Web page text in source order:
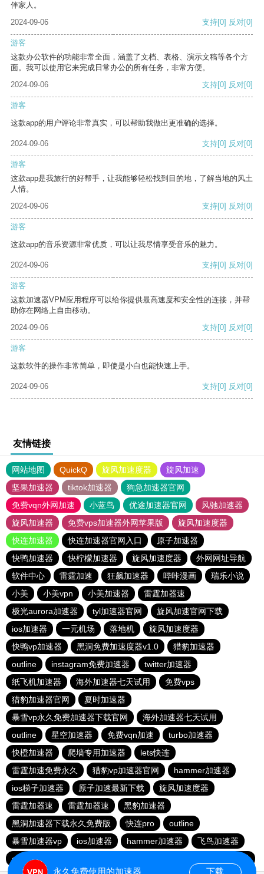
伴家人。
2024-09-06
支持[0] 反对[0]
游客
这款办公软件的功能非常全面，涵盖了文档、表格、演示文稿等各个方
面。我可以使用它来完成日常办公的所有任务，非常方便。
2024-09-06
支持[0] 反对[0]
游客
这款app的用户评论非常真实，可以帮助我做出更准确的选择。
2024-09-06 支持[0] 反对[0]
游客
这款app是我旅行的好帮手，让我能够轻松找到目的地，了解当地的风土
人情。
2024-09-06
支持[0] 反对[0]
游客
这款app的音乐资源非常优质，可以让我尽情享受音乐的魅力。
2024-09-06 支持[0] 反对[0]
游客
这款加速器VPM应用程序可以给你提供最高速度和安全性的连接，并帮
助你在网络上自由移动。
2024-09-06
支持[0] 反对[0]
游客
这款软件的操作非常简单，即使是小白也能快速上手。
2024-09-06 支持[0] 反对[0]
友情链接
网站地图 QuickQ 旋风加速度器
旋风加速
坚果加速器
tiktok加速器
狗急加速器官网
免费vqn外网加速
小蓝鸟 优途加速器官网
风驰加速器
旋风加速器
免费vps加速器外网苹果版
旋风加速度器
快连加速器
快连加速器官网入口
原子加速器
快鸭加速器
快柠檬加速器 旋风加速度器
外网网址导航
软件中心
雷霆加速 狂飙加速器 哔咔漫画
瑞乐小说
小美
小美vpn 小美加速器
雷霆加器速
极光aurora加速器
tyl加速器官网
旋风加速官网下载
ios加速器
一元机场 落地机
旋风加速度器
快鸭vp加速器
黑洞免费加速度器v1.0
猎豹加速器
outline
instagram免费加速器
twitter加速器
纸飞机加速器
海外加速器七天试用
免费vps
猎豹加速器官网
夏时加速器
暴雪vp永久免费加速器下载官网
海外加速器七天试用
outline
星空加速器 免费vqn加速
turbo加速器
快橙加速器
爬墙专用加速器
lets快连
雷霆加速免费永久
猎豹vp加速器官网
hammer加速器
ios梯子加速器
原子加速最新下载
旋风加速度器
雷霆加器速
雷霆加器速
黑豹加速器
黑洞加速器下载永久免费版
快连pro
outline
暴雪加速器vp
ios加速器 hammer加速器
飞鸟加速器
outline
黑洞nvp加速器
永久免费使用的加速器 下载